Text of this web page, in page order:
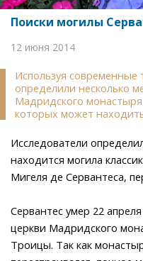
Поиски могилы
12 июня 2014
Используя современные
определили несколько
Мадридского
которых может
Исследователи
находится могила
Мигеля де Сервантеса,
Сервантес умер 22
церкви Мадридского
Троицы. Так как